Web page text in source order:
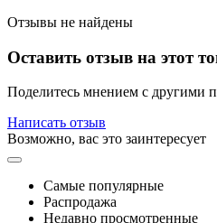
Отзывы не найдены
Оставить отзыв на этот
Поделитесь мнением с другими
Написать отзыв
Возможно, вас это заинтересует
Самые популярные
Распродажа
Недавно просмотренные